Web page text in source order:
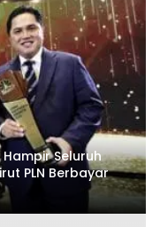
Seluruh
PLN Berbayar